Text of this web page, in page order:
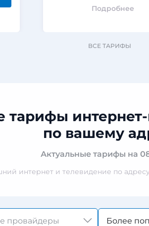
Подробнее
ВСЕ ТАРИФЫ
тарифы
по вашему
Актуальные тарифы на
интернет и телевидение по
Более